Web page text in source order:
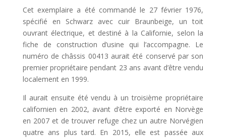
Cet exemplaire a été commandé le 27 février 1976,
spécifié en Schwarz avec cuir Braunbeige, un toit
ouvrant électrique, et destiné à la Californie, selon la
fiche de construction d’usine qui l’accompagne. Le
numéro de châssis 00413 aurait été conservé par son
premier propriétaire pendant 23 ans avant d’être vendu
localement en 1999.
Il aurait ensuite été vendu à un troisième propriétaire
californien en 2002, avant d’être exporté en Norvège
en 2007 et de trouver refuge chez un autre Norvégien
quatre ans plus tard. En 2015, elle est passée aux